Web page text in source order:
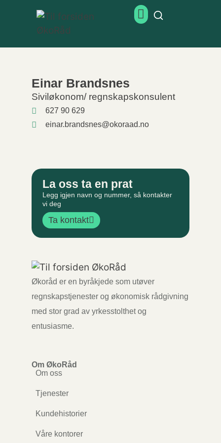
Einar Brandsnes
Siviløkonom/ regnskapskonsulent
627 90 629
einar.brandsnes@okoraad.no
La oss ta en prat
Legg igjen navn og nummer, så kontakter
vi deg
Ta kontakt
Økoråd er en byråkjede som utøver
regnskapstjenester og økonomisk rådgivning
med stor grad av yrkesstolthet og
entusiasme.
Om ØkoRåd
Om oss
Tjenester
Kundehistorier
Våre kontorer